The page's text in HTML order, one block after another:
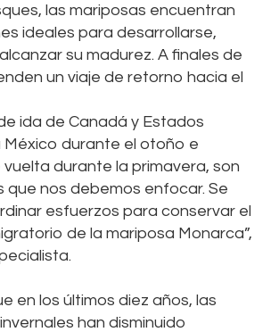
las mariposas encuentran
ideales para desarrollarse,
su madurez. A finales de
un viaje de retorno hacia el
ida de Canadá y Estados
México durante el otoño e
vuelta durante la primavera, son
que nos debemos enfocar. Se
esfuerzos para conservar el
de la mariposa Monarca”,
en los últimos diez años, las
han disminuido